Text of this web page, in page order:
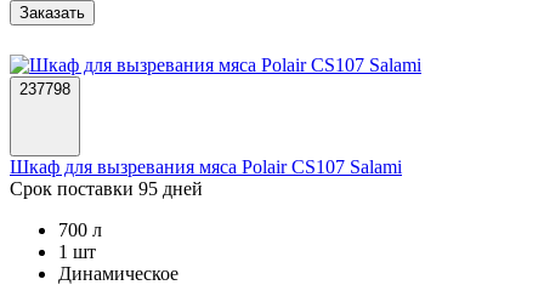
Заказать
237798
Шкаф для вызревания мяса Polair CS107 Salami
Срок поставки 95 дней
700 л
1 шт
Динамическое